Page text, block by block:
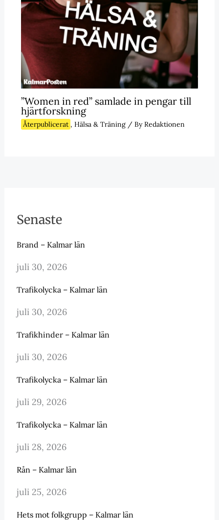
”Women in red” samlade in pengar till
hjärtforskning
Återpublicerat , Hälsa & Träning/ ByRedaktionen
Senaste
Brand – Kalmar län
juli 30, 2026
Trafikolycka – Kalmar län
juli 30, 2026
Trafikhinder – Kalmar län
juli 30, 2026
Trafikolycka – Kalmar län
juli 29, 2026
Trafikolycka – Kalmar län
juli 28, 2026
Rån – Kalmar län
juli 25, 2026
Hets mot folkgrupp – Kalmar län